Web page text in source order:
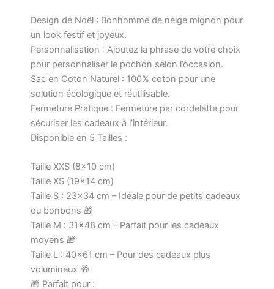
Design de Noël : Bonhomme de neige mignon pour
un look festif et joyeux.
Personnalisation : Ajoutez la phrase de votre choix
pour personnaliser le pochon selon l’occasion.
Sac en Coton Naturel : 100% coton pour une
solution écologique et réutilisable.
Fermeture Pratique : Fermeture par cordelette pour
sécuriser les cadeaux à l’intérieur.
Disponible en 5 Tailles :
Taille XXS (8×10 cm)
Taille XS (19×14 cm)
Taille S : 23×34 cm – Idéale pour de petits cadeaux
ou bonbons 🎁
Taille M : 31×48 cm – Parfait pour les cadeaux
moyens 🎁
Taille L : 40×61 cm – Pour des cadeaux plus
volumineux 🎁
🎁 Parfait pour :